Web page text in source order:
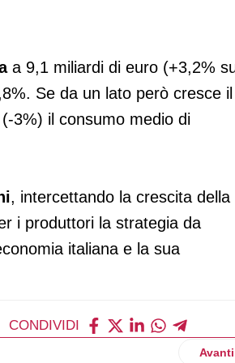
a 9,1 miliardi di euro (+3,2%
Se da un lato però cresce il
3%) il consumo medio di
, intercettando la crescita della
i produttori la strategia da
italiana e la sua
CONDIVIDI
Avanti